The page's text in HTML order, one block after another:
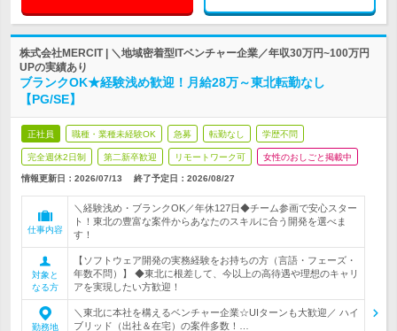
株式会社MERCIT | ＼地域密着型ITベンチャー企業／年収30万円~100万円
UPの実績あり
ブランクOK★経験浅め歓迎！月給28万～東北転勤なし
【PG/SE】
正社員 職種・業種未経験OK 急募 転勤なし 学歴不問
完全週休2日制 第二新卒歓迎 リモートワーク可 女性のおしごと掲載中
情報更新日：2026/07/13 終了予定日： 2026/08/27
仕事内容
＼経験浅め・ブランクOK／年休127日◆チーム参画で安心スター
ト！東北の豊富な案件からあなたのスキルに合う開発を選べま
す！
対象と
なる方
【ソフトウェア開発の実務経験をお持ちの方（言語・フェーズ・
年数不問）】 ◆東北に根差して、今以上の高待遇や理想のキャリ
アを実現したい方歓迎！
勤務地
＼東北に本社を構えるベンチャー企業☆UIターンも大歓迎／ ハイ
ブリッド（出社＆在宅）の案件多数！…